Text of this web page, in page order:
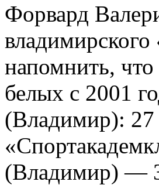
Форвард
напомнить,
белых с 2001
(Владимир): 27
(Владимир) —